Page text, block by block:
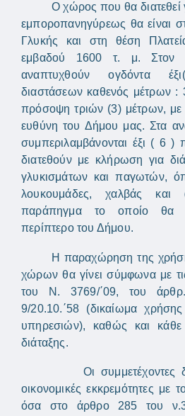
Ο χώρος που θα διατεθεί
εμποροπανηγύρεως θα είναι
Γλυκής και στη θέση
εμβαδού 1600 τ. μ. Στον
αναπτυχθούν ογδόντα
διαστάσεων καθενός μέτρων
πρόσοψη τριών (3) μέτρων, με
ευθύνη του Δήμου μας. Στα
συμπεριλαμβάνονται έξι ( 6
διατεθούν με κλήρωση για
γλυκισμάτων και παγωτών,
λουκουμάδες, χαλβάς
παράπηγμα το οποίο θα
περίπτερο του Δήμου.
Η παραχώρηση της
χώρων θα γίνει σύμφωνα με
του Ν. 3769/΄09, του
9/20.10.΄58 (δικαίωμα
υπηρεσιών), καθώς και κάθε
διάταξης.
Οι συμμετέχοντες δεν
οικονομικές εκκρεμότητες
όσα στο άρθρο 285 του